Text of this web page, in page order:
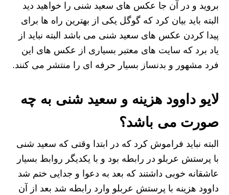
بروید و در آن جا عکس های سعید شنی را خواهید دید
البته باید بیان کرد که گوگل یکی از بهترین راه ها برای
پیدا کردن عکس های سعید شنی می باشد البته نباید از
یاد برد که سایت های معتبر بسیاری از عکس های این
فرد مشهور و بدنساز بسیار حرفه‌ ای را منتشر می کنند.
لایو داوود هزینه و سعید شنی به چه
صورت می باشد؟
البته نباید فراموش کرد که در ابتدا وقتی که سعید شنی
با پرستش عربلو در رابطه بود و با یکدیگر روابط بسیار
عاشقانه خوبی داشتند که بعد به دعوا و جدایی ختم شد
داوود هزینه با پرستش عربلو وارد رابطه شد بعد از آن